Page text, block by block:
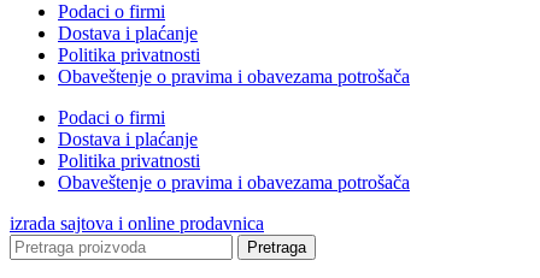
Podaci o firmi
Dostava i plaćanje
Politika privatnosti
Obaveštenje o pravima i obavezama potrošača
Podaci o firmi
Dostava i plaćanje
Politika privatnosti
Obaveštenje o pravima i obavezama potrošača
izrada sajtova i online prodavnica
Pretraga